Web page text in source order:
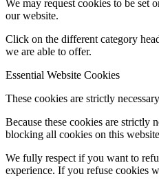
We may request cookies to be set
our website.
Click on the different category
we are able to offer.
Essential Website Cookies
These cookies are strictly
Because these cookies are strictly
blocking all cookies on this
We fully respect if you want to
experience. If you refuse cookies